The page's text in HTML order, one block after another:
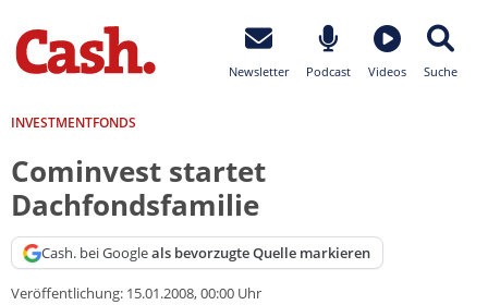
Newsletter Podcast Videos Suche
INVESTMENTFONDS
Cominvest startet
Dachfondsfamilie
Cash. bei Googleals bevorzugte Quelle markieren
Veröffentlichung: 15.01.2008, 00:00 Uhr